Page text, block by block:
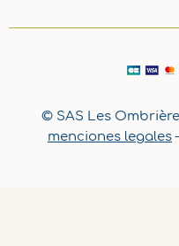
© SAS Les
menciones legales